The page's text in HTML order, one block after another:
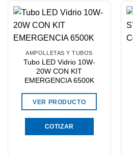
AMPOLLETAS Y TUBOS
Tubo LED Vidrio 10W-
20W CON KIT
EMERGENCIA 6500K
VER PRODUCTO
COTIZAR